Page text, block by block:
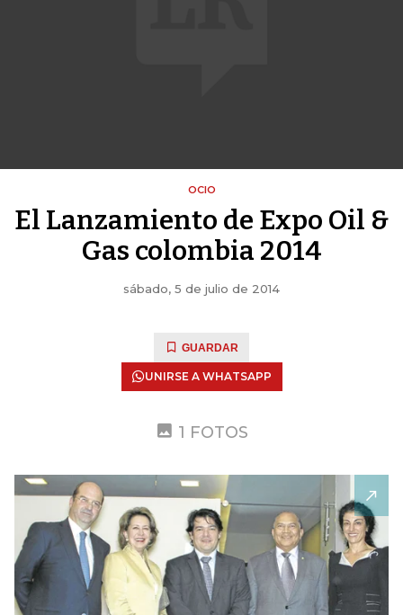
OCIO
El Lanzamiento de Expo Oil &
Gas colombia 2014
sábado, 5 de julio de 2014
GUARDAR
UNIRSE A WHATSAPP
1 FOTOS